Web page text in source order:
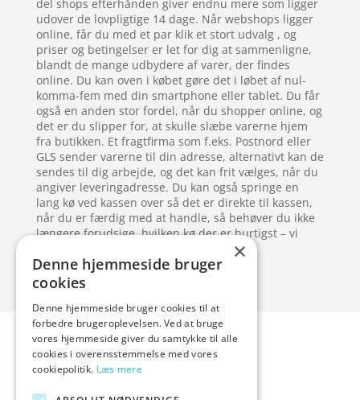
del shops efterhånden giver endnu mere som ligger
udover de lovpligtige 14 dage. Når webshops ligger
online, får du med et par klik et stort udvalg , og
priser og betingelser er let for dig at sammenligne,
blandt de mange udbydere af varer, der findes
online. Du kan oven i købet gøre det i løbet af nul-
komma-fem med din smartphone eller tablet. Du får
også en anden stor fordel, når du shopper online, og
det er du slipper for, at skulle slæbe varerne hjem
fra butikken. Et fragtfirma som f.eks. Postnord eller
GLS sender varerne til din adresse, alternativt kan de
sendes til dig arbejde, og det kan frit vælges, når du
angiver leveringadresse. Du kan også springe en
lang kø ved kassen over så det er direkte til kassen,
når du er færdig med at handle, så behøver du ikke
længere forudsige, hvilken kø der er hurtigst – vi
Forside
Varer
Kontakt
Artikler
×
Denne hjemmeside bruger
cookies
Denne hjemmeside bruger cookies til at
forbedre brugeroplevelsen. Ved at bruge
vores hjemmeside giver du samtykke til alle
cookies i overensstemmelse med vores
cookiepolitik. Læs mere